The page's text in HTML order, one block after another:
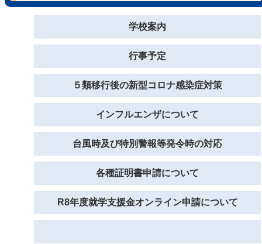
学校案内
行事予定
５類移行後の新型コロナ感染症対策
インフルエンザについて
台風時及び特別警報等発令時の対応
各種証明書申請について
R8年度就学支援金オンライン申請について